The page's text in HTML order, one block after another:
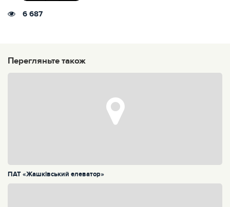
6 687
Перегляньте також
ПАТ «Жашківський елеватор»